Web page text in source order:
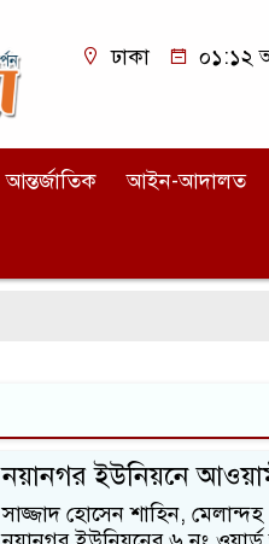
ঢাকা
০১:১২
আন্তর্জাতিক আইন-আদালত
নয়ানগর ইউনিয়নে
সাজ্জাদ হোসেন শাহিন,